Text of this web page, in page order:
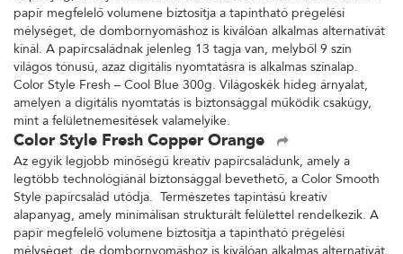
papír megfelelő volumene biztosítja a tapintható prégelési
mélységet, de dombornyomáshoz is kiválóan alkalmas alternatívát
kínál. A papírcsaládnak jelenleg 13 tagja van, melyből 9 szín
világos tónusú, azaz digitális nyomtatásra is alkalmas színalap.
Color Style Fresh – Cool Blue 300g. Világoskék hideg árnyalat,
amelyen a digitális nyomtatás is biztonsággal működik csakúgy,
mint a felületnemesítések valamelyike.
Color Style Fresh Copper Orange
Az egyik legjobb minőségű kreatív papírcsaládunk, amely a
legtöbb technológiánál biztonsággal bevethető, a Color Smooth
Style papírcsalád utódja. Természetes tapintású kreatív
alapanyag, amely minimálisan strukturált felülettel rendelkezik. A
papír megfelelő volumene biztosítja a tapintható prégelési